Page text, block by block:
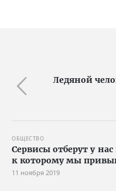
Ледяной
ОБЩЕСТВО
Сервисы отберут у
к которому мы
11 ноября 2019